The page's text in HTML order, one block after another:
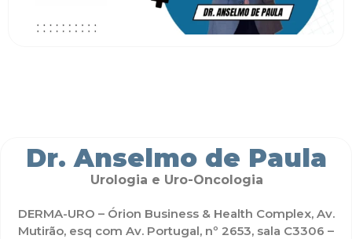
Dr. Anselmo de Paula
Urologia e Uro-Oncologia
DERMA-URO – Órion Business & Health Complex, Av.
Mutirão, esq com Av. Portugal, nº 2653, sala C3306 –